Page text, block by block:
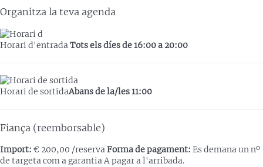
Organitza la teva agenda
Horari d'entradaTots els díes de 16:00 a 20:00
Horari de sortidaAbans de la/les 11:00
Fiança (reemborsable)
Import: € 200,00 /reservaForma de pagament: Es demana un nº
de targeta com a garantiaA pagar a l'arribada.